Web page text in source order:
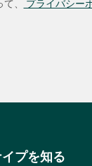
、 プライバシー
プを知る